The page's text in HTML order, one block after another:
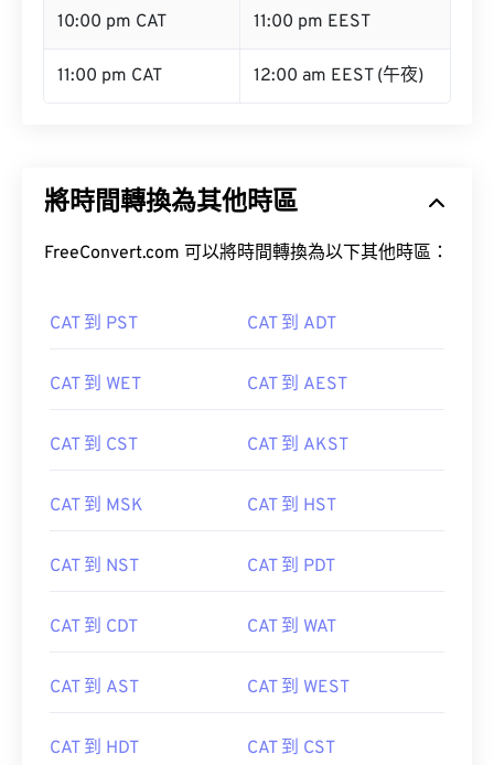
10:00 pm CAT 11:00 pm EEST
11:00 pm CAT 12:00 am EEST (午夜)
將時間轉換為其他時區
FreeConvert.com 可以將時間轉換為以下其他時區：
CAT 到 PST CAT 到 ADT
CAT 到 WET CAT 到 AEST
CAT 到 CST CAT 到 AKST
CAT 到 MSK CAT 到 HST
CAT 到 NST CAT 到 PDT
CAT 到 CDT CAT 到 WAT
CAT 到 AST CAT 到 WEST
CAT 到 HDT CAT 到 CST